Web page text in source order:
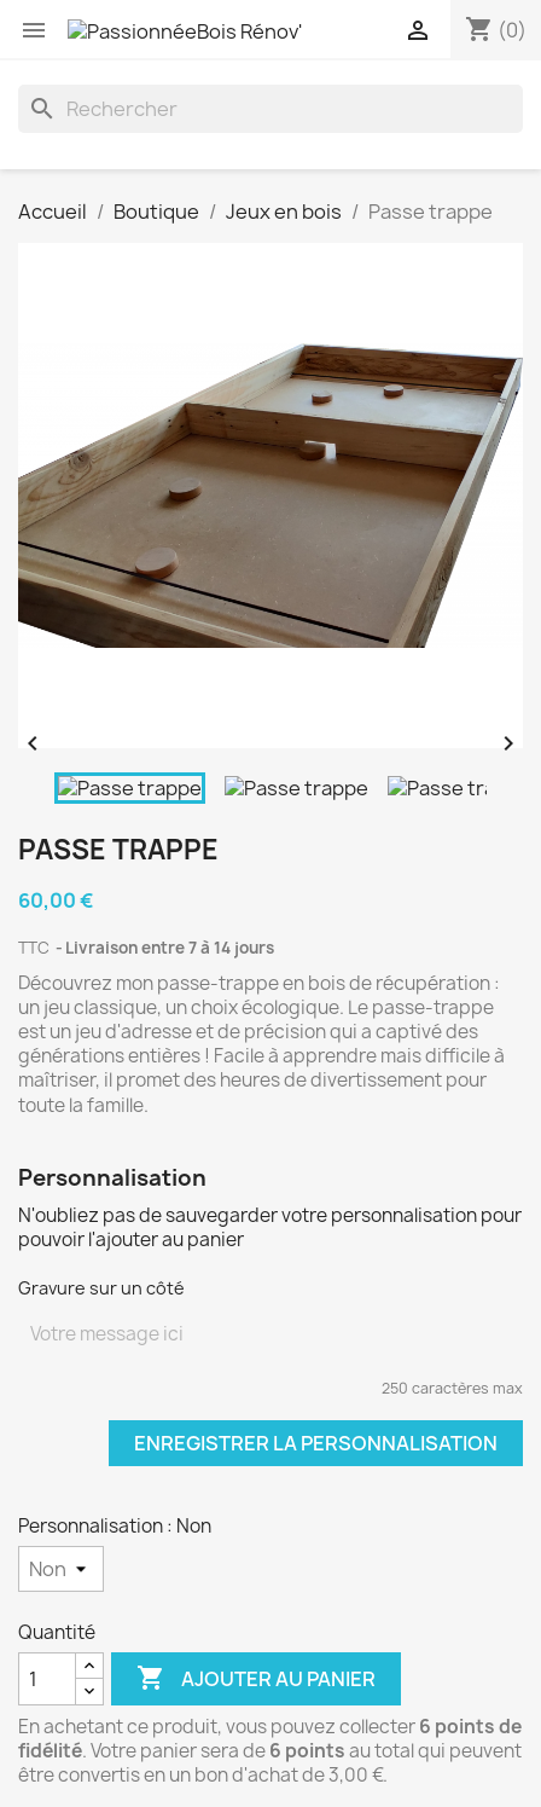
 shopping_cart (0)

search
Accueil Boutique Jeux en bois Passe trappe
 
PASSE TRAPPE
60,00 €
TTC Livraison entre 7 à 14 jours
Découvrez mon passe-trappe en bois de récupération :
un jeu classique, un choix écologique. Le passe-trappe
est un jeu d'adresse et de précision qui a captivé des
générations entières ! Facile à apprendre mais difficile à
maîtriser, il promet des heures de divertissement pour
toute la famille.
Personnalisation
N'oubliez pas de sauvegarder votre personnalisation pour
pouvoir l'ajouter au panier
Gravure sur un côté
250 caractères max
ENREGISTRER LA PERSONNALISATION
Personnalisation : Non
Quantité
 AJOUTER AU PANIER
En achetant ce produit, vous pouvez collecter6 points de
fidélité. Votre panier sera de6 pointsau total qui peuvent
être convertis en un bon d'achat de3,00 €.